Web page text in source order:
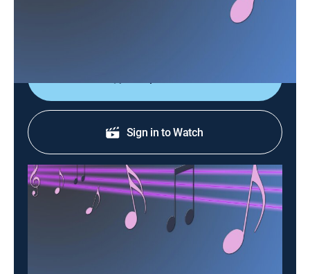
Un acercamiento a las bandas favoritas del público:
sus giras, actuaciones y las últimas novedades
Sign in to Watch